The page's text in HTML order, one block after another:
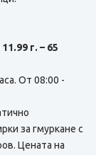
г. – 65
От 08:00 -
за гмуркане с
Цената на